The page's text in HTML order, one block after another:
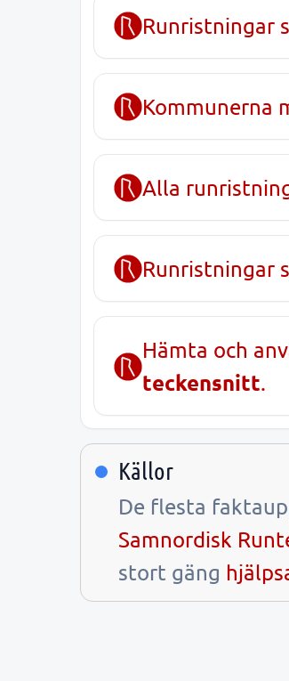
Runristningar
Kommunerna
Alla
Runristningar
Hämta och
teckensnitt.
Källor
De flesta
Samnordisk
stort gäng